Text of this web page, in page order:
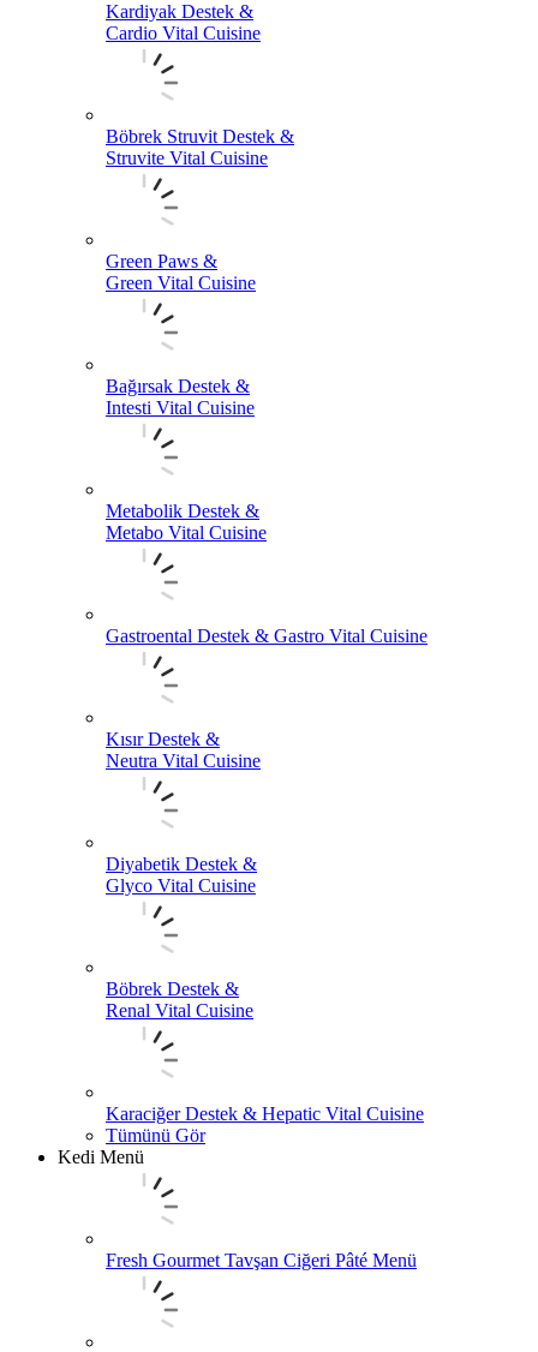
Kardiyak Destek &
Cardio Vital Cuisine
Böbrek Struvit Destek &
Struvite Vital Cuisine
Green Paws &
Green Vital Cuisine
Bağırsak Destek &
Intesti Vital Cuisine
Metabolik Destek &
Metabo Vital Cuisine
Gastroental Destek & Gastro Vital Cuisine
Kısır Destek &
Neutra Vital Cuisine
Diyabetik Destek &
Glyco Vital Cuisine
Böbrek Destek &
Renal Vital Cuisine
Karaciğer Destek & Hepatic Vital Cuisine
Tümünü Gör
Kedi Menü
Fresh Gourmet Tavşan Ciğeri Pâté Menü